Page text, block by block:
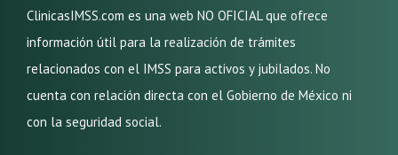
ClinicasIMSS.com es una web NO OFICIAL que ofrece
información útil para la realización de trámites
relacionados con el IMSS para activos y jubilados. No
cuenta con relación directa con el Gobierno de México ni
con la seguridad social.